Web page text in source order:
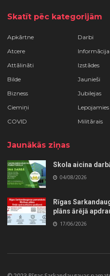
Skatīt pēc kategorijām
Apkārtne
Atcere
Attālināti
Bilde
Bizness
Ciemiņi
COVID
Darbi
Informācija
Izstādes
Jaunieši
Jubilejas
Lepojamies
Militārais
Jaunākās ziņas
Skola aicina
04/08/2026
Rīgas
plāns ārējā
17/06/2026